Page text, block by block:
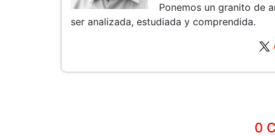
Ponemos un granito de
ser analizada, estudiada y comprendida.
0